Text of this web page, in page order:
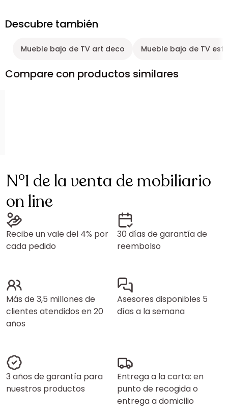
Descubre también
Mueble bajo de TV art deco Mueble bajo de TV
Compare con productos similares
N°1 de la venta de mobiliario
on line
Recibe un vale del 4% por
cada pedido
30 días de garantía de
reembolso
Más de 3,5 millones de
clientes atendidos en 20
años
Asesores disponibles 5
días a la semana
3 años de garantía para
nuestros productos
Entrega a la carta: en
punto de recogida o
entrega a domicilio